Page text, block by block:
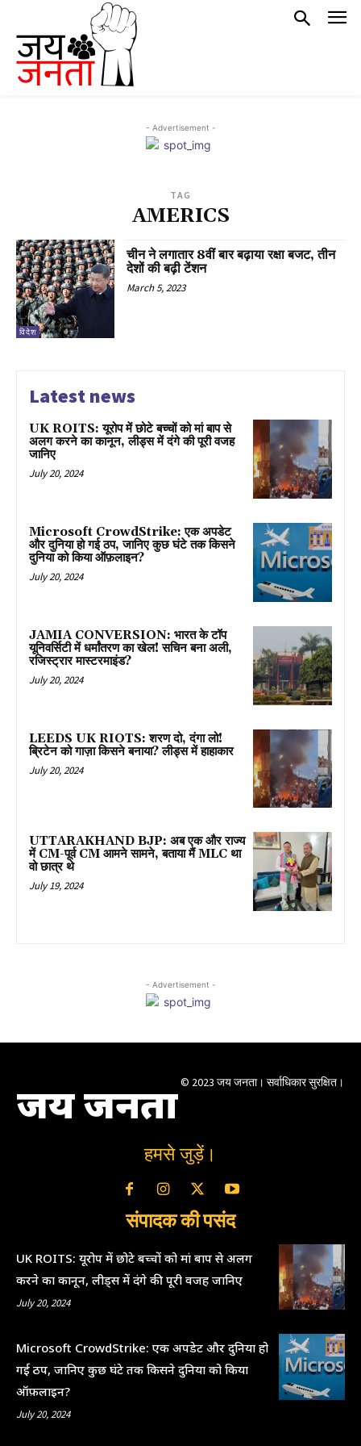
- Advertisement -
TAG
AMERICS
विदेश
चीन ने लगातार 8वीं बार बढ़ाया रक्षा बजट, तीन
देशों की बढ़ी टेंशन
March 5, 2023
Latest news
UK ROITS: यूरोप में छोटे बच्चों को मां बाप से
अलग करने का कानून, लीड्स में दंगे की पूरी वजह
जानिए
July 20, 2024
Microsoft CrowdStrike: एक अपडेट
और दुनिया हो गई ठप, जानिए कुछ घंटे तक किसने
दुनिया को किया ऑफ़लाइन?
July 20, 2024
JAMIA CONVERSION: भारत के टॉप
यूनिवर्सिटी में धर्मांतरण का खेल! सचिन बना अली,
रजिस्ट्रार मास्टरमाइंड?
July 20, 2024
LEEDS UK RIOTS: शरण दो, दंगा लो!
ब्रिटेन को गाज़ा किसने बनाया? लीड्स में हाहाकार
July 20, 2024
UTTARAKHAND BJP: अब एक और राज्य
में CM-पूर्व CM आमने सामने, बताया मैं MLC था
वो छात्र थे
July 19, 2024
- Advertisement -
जय जनता © 2023 जय जनता। सर्वाधिकार सुरक्षित।
हमसे जुड़ें।
संपादक की पसंद
UK ROITS: यूरोप में छोटे बच्चों को मां बाप से अलग
करने का कानून, लीड्स में दंगे की पूरी वजह जानिए
July 20, 2024
Microsoft CrowdStrike: एक अपडेट और दुनिया हो
गई ठप, जानिए कुछ घंटे तक किसने दुनिया को किया
ऑफ़लाइन?
July 20, 2024